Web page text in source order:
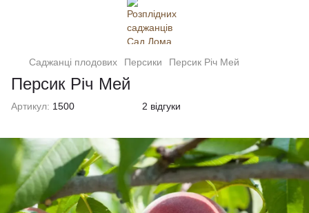
Саджанці плодових Персики Персик Річ Мей
Персик Річ Мей
Артикул: 1500 2 відгуки